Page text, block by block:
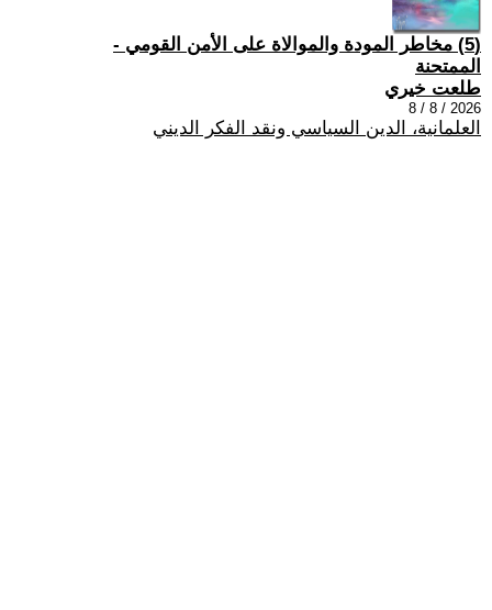
(5) مخاطر المودة والموالاة على الأمن القومي -
الممتحنة
طلعت خيري
2026 / 8 / 8
العلمانية، الدين السياسي ونقد الفكر الديني